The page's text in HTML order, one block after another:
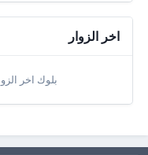
اخر الزوار
بلوك اخر